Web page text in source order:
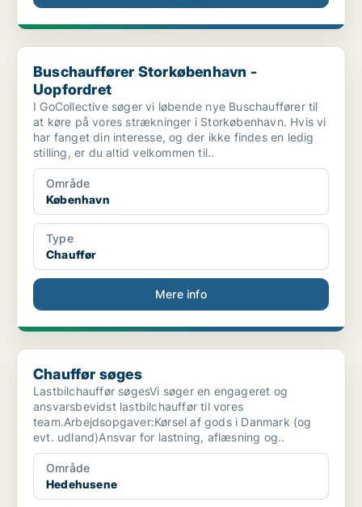
Buschauffører Storkøbenhavn - Uopfordret
Buschauffører Storkøbenhavn -
Uopfordret
I GoCollective søger vi løbende nye Buschauffører til
at køre på vores strækninger i Storkøbenhavn. Hvis vi
har fanget din interesse, og der ikke findes en ledig
stilling, er du altid velkommen til..
Område
København
Type
Chauffør
Mere info
Chauffør søges
Chauffør søges
Lastbilchauffør søgesVi søger en engageret og
ansvarsbevidst lastbilchauffør til vores
team.Arbejdsopgaver:Kørsel af gods i Danmark (og
evt. udland)Ansvar for lastning, aflæsning og..
Område
Hedehusene